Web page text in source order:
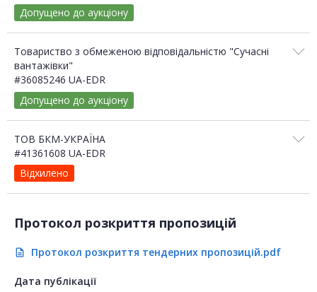
Допущено до аукціону
Товариство з обмеженою відповідальністю "Сучасні
вантажівки"
#36085246 UA-EDR
Допущено до аукціону
ТОВ БКМ-УКРАЇНА
#41361608 UA-EDR
Відхилено
Протокол розкриття пропозицій
description Протокол розкриття тендерних пропозицій.pdf
Дата публікації